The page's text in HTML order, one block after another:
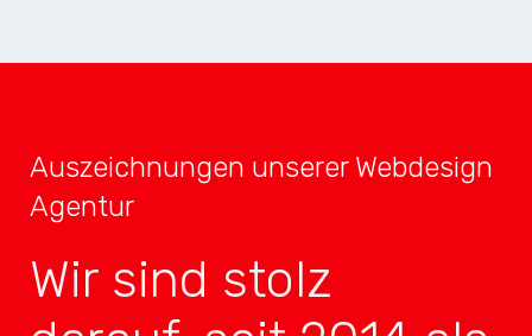
Auszeichnungen unserer Webdesign
Agentur
Wir sind stolz